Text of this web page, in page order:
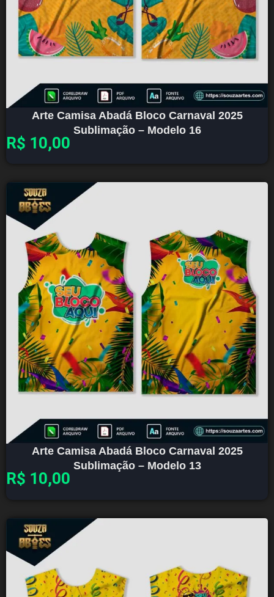
Arte Camisa Abadá Bloco Carnaval 2025
Sublimação – Modelo 16
R$ 10,00
Arte Camisa Abadá Bloco Carnaval 2025
Sublimação – Modelo 13
R$ 10,00